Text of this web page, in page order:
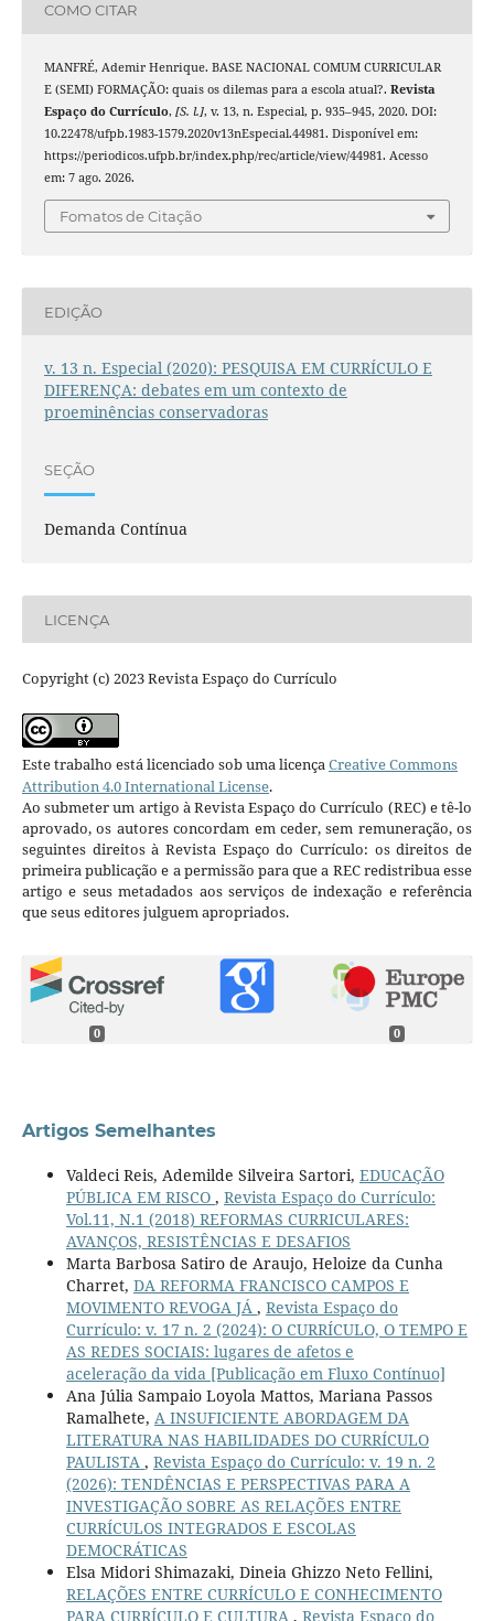
COMO CITAR
MANFRÉ, Ademir Henrique. BASE NACIONAL COMUM CURRICULAR
E (SEMI) FORMAÇÃO: quais os dilemas para a escola atual?. Revista
Espaço do Currículo, [S. l.], v. 13, n. Especial, p. 935–945, 2020. DOI:
10.22478/ufpb.1983-1579.2020v13nEspecial.44981. Disponível em:
https://periodicos.ufpb.br/index.php/rec/article/view/44981. Acesso
em: 7 ago. 2026.
Fomatos de Citação
EDIÇÃO
v. 13 n. Especial (2020): PESQUISA EM CURRÍCULO E
DIFERENÇA: debates em um contexto de
proeminências conservadoras
SEÇÃO
Demanda Contínua
LICENÇA
Copyright (c) 2023 Revista Espaço do Currículo
Este trabalho está licenciado sob uma licençaCreative Commons
Attribution 4.0 International License.
Ao submeter um artigo à Revista Espaço do Currículo (REC) e tê-lo
aprovado, os autores concordam em ceder, sem remuneração, os
seguintes direitos à Revista Espaço do Currículo: os direitos de
primeira publicação e a permissão para que a REC redistribua esse
artigo e seus metadados aos serviços de indexação e referência
que seus editores julguem apropriados.
0 0
Artigos Semelhantes
Valdeci Reis, Ademilde Silveira Sartori, EDUCAÇÃO
PÚBLICA EM RISCO , Revista Espaço do Currículo:
Vol.11, N.1 (2018) REFORMAS CURRICULARES:
AVANÇOS, RESISTÊNCIAS E DESAFIOS
Marta Barbosa Satiro de Araujo, Heloize da Cunha
Charret, DA REFORMA FRANCISCO CAMPOS E
MOVIMENTO REVOGA JÁ , Revista Espaço do
Currículo: v. 17 n. 2 (2024): O CURRÍCULO, O TEMPO E
AS REDES SOCIAIS: lugares de afetos e
aceleração da vida [Publicação em Fluxo Contínuo]
Ana Júlia Sampaio Loyola Mattos, Mariana Passos
Ramalhete, A INSUFICIENTE ABORDAGEM DA
LITERATURA NAS HABILIDADES DO CURRÍCULO
PAULISTA , Revista Espaço do Currículo: v. 19 n. 2
(2026): TENDÊNCIAS E PERSPECTIVAS PARA A
INVESTIGAÇÃO SOBRE AS RELAÇÕES ENTRE
CURRÍCULOS INTEGRADOS E ESCOLAS
DEMOCRÁTICAS
Elsa Midori Shimazaki, Dineia Ghizzo Neto Fellini,
RELAÇÕES ENTRE CURRÍCULO E CONHECIMENTO
PARA CURRÍCULO E CULTURA , Revista Espaço do